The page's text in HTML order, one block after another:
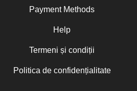
Payment Methods
Help
Termeni și condiții
Politica de confidențialitate